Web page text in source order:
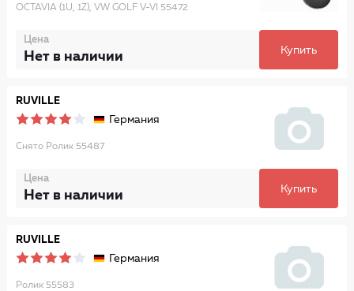
OCTAVIA (1U, 1Z), VW GOLF V-VI 55472
Цена
Нет в наличии Купить
RUVILLE
Германия
Снято Ролик 55487
Цена
Нет в наличии Купить
RUVILLE
Германия
Ролик 55583